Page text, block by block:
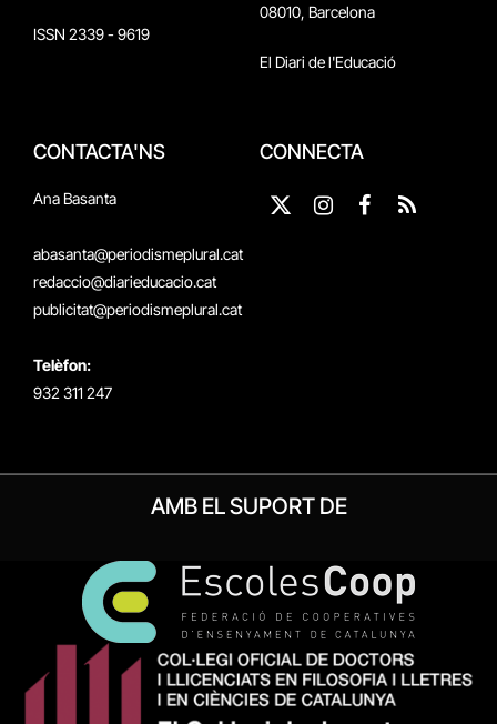
ISSN 2339 - 9619
08010, Barcelona
El Diari de l'Educació
CONTACTA'NS
Ana Basanta
abasanta@periodismeplural.cat
redaccio@diarieducacio.cat
publicitat@periodismeplural.cat
Telèfon:
932 311 247
CONNECTA
X
Instagram
Facebook
RSS
AMB EL SUPORT DE